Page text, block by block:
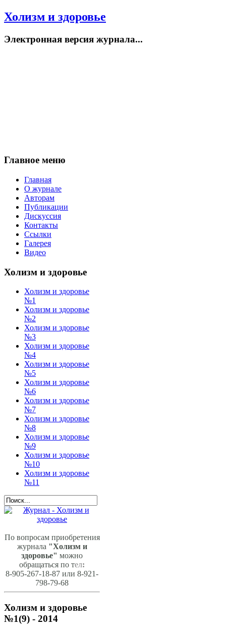
Холизм и здоровье
Электронная версия журнала...
Главное меню
Главная
О журнале
Авторам
Публикации
Дискуссия
Контакты
Ссылки
Галерея
Видео
Холизм и здоровье
Холизм и здоровье
№1
Холизм и здоровье
№2
Холизм и здоровье
№3
Холизм и здоровье
№4
Холизм и здоровье
№5
Холизм и здоровье
№6
Холизм и здоровье
№7
Холизм и здоровье
№8
Холизм и здоровье
№9
Холизм и здоровье
№10
Холизм и здоровье
№11
По вопросам приобретения
журнала "Холизм и
здоровье" можно
обращаться по тел:
8-905-267-18-87 или 8-921-
798-79-68
Холизм и здоровье
№1(9) - 2014